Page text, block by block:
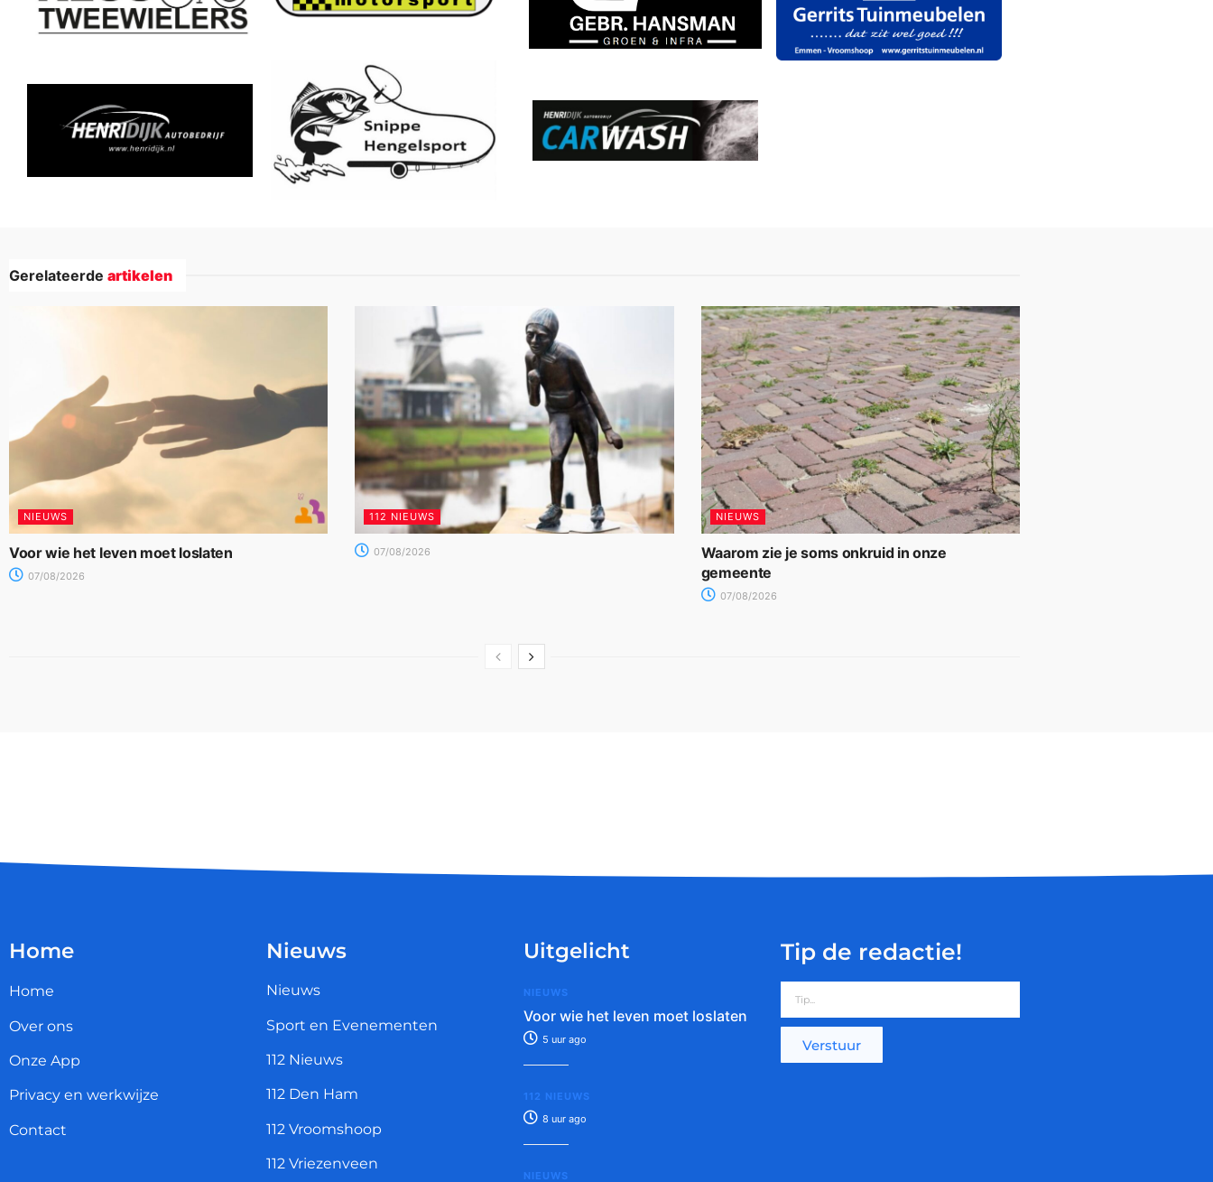
Gerelateerde artikelen
NIEUWS
Voor wie het leven moet loslaten
07/08/2026
112 NIEUWS
07/08/2026
NIEUWS
Waarom zie je soms onkruid in onze
gemeente
07/08/2026
Home
Home
Over ons
Onze App
Privacy en werkwijze
Contact
Nieuws
Nieuws
Sport en Evenementen
112 Nieuws
112 Den Ham
112 Vroomshoop
112 Vriezenveen
Uitgelicht
NIEUWS
Voor wie het leven moet loslaten
5 uur ago
112 NIEUWS
8 uur ago
NIEUWS
Tip de redactie!
Verstuur